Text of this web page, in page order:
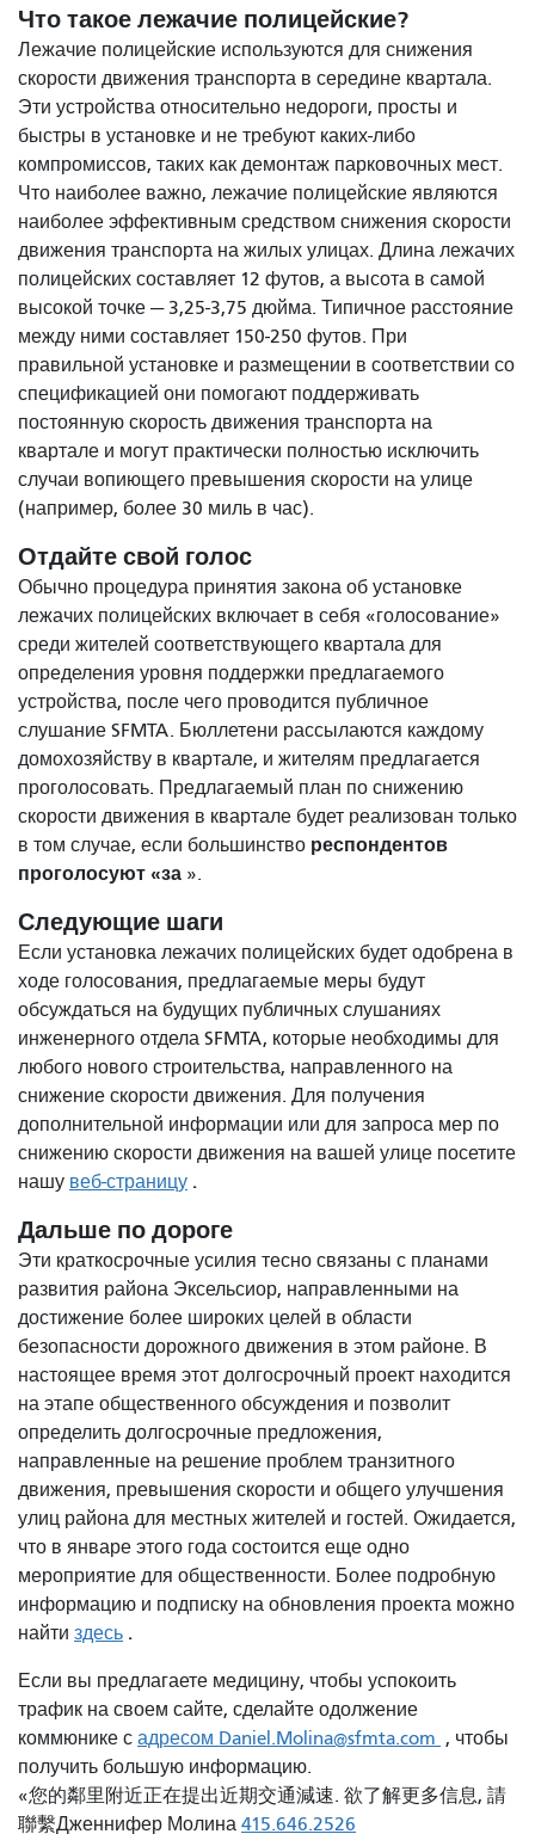
Что такое лежачие полицейские?
Лежачие полицейские используются для снижения
скорости движения транспорта в середине квартала.
Эти устройства относительно недороги, просты и
быстры в установке и не требуют каких-либо
компромиссов, таких как демонтаж парковочных мест.
Что наиболее важно, лежачие полицейские являются
наиболее эффективным средством снижения скорости
движения транспорта на жилых улицах. Длина лежачих
полицейских составляет 12 футов, а высота в самой
высокой точке — 3,25-3,75 дюйма. Типичное расстояние
между ними составляет 150-250 футов. При
правильной установке и размещении в соответствии со
спецификацией они помогают поддерживать
постоянную скорость движения транспорта на
квартале и могут практически полностью исключить
случаи вопиющего превышения скорости на улице
(например, более 30 миль в час).
Отдайте свой голос
Обычно процедура принятия закона об установке
лежачих полицейских включает в себя «голосование»
среди жителей соответствующего квартала для
определения уровня поддержки предлагаемого
устройства, после чего проводится публичное
слушание SFMTA. Бюллетени рассылаются каждому
домохозяйству в квартале, и жителям предлагается
проголосовать. Предлагаемый план по снижению
скорости движения в квартале будет реализован только
в том случае, если большинство респондентов
проголосуют «за ».
Следующие шаги
Если установка лежачих полицейских будет одобрена в
ходе голосования, предлагаемые меры будут
обсуждаться на будущих публичных слушаниях
инженерного отдела SFMTA, которые необходимы для
любого нового строительства, направленного на
снижение скорости движения. Для получения
дополнительной информации или для запроса мер по
снижению скорости движения на вашей улице посетите
нашу веб-страницу .
Дальше по дороге
Эти краткосрочные усилия тесно связаны с планами
развития района Эксельсиор, направленными на
достижение более широких целей в области
безопасности дорожного движения в этом районе. В
настоящее время этот долгосрочный проект находится
на этапе общественного обсуждения и позволит
определить долгосрочные предложения,
направленные на решение проблем транзитного
движения, превышения скорости и общего улучшения
улиц района для местных жителей и гостей. Ожидается,
что в январе этого года состоится еще одно
мероприятие для общественности. Более подробную
информацию и подписку на обновления проекта можно
найти здесь .
Если вы предлагаете медицину, чтобы успокоить
трафик на своем сайте, сделайте одолжение
коммюнике с адресом Daniel.Molina@sfmta.com , чтобы
получить большую информацию.
«您的鄰里附近正在提出近期交通減速. 欲了解更多信息, 請
聯繫Дженнифер Молина 415.646.2526